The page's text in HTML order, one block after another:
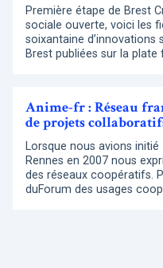
Première étape de Brest
sociale ouverte, voici les
soixantaine d’innovations
Brest publiées sur la
Anime-fr : Réseau
de projets
Lorsque nous avions
Rennes en 2007 nous
des réseaux coopératifs.
duForum des usages